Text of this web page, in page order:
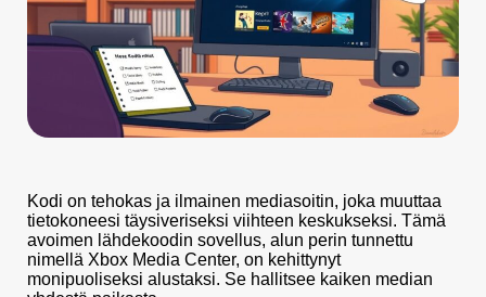
Kodi on tehokas ja ilmainen mediasoitin, joka muuttaa
tietokoneesi täysiveriseksi viihteen keskukseksi. Tämä
avoimen lähdekoodin sovellus, alun perin tunnettu
nimellä Xbox Media Center, on kehittynyt
monipuoliseksi alustaksi. Se hallitsee kaiken median